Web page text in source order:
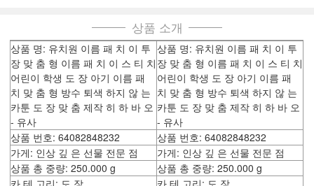
상품 소개
상품 명: 유치원 이름 패 치 이 투
장 맞 춤 형 이름 패 치 이 스 티 치
어린이 학생 도 장 아기 이름 패
치 맞 춤 형 방수 퇴색 하지 않 는
카툰 도 장 맞 춤 제작 히 하 바 오
- 유사
상품 명: 유치원 이름 패 치 이 투
장 맞 춤 형 이름 패 치 이 스 티 치
어린이 학생 도 장 아기 이름 패
치 맞 춤 형 방수 퇴색 하지 않 는
카툰 도 장 맞 춤 제작 히 하 바 오
- 유사
상품 번호: 64082848232
상품 번호: 64082848232
가게: 인상 깊 은 선물 전문 점
가게: 인상 깊 은 선물 전문 점
상품 총 중량: 250.000 g
상품 총 중량: 250.000 g